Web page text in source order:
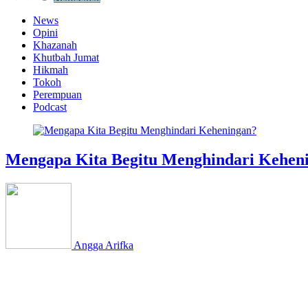
News
Opini
Khazanah
Khutbah Jumat
Hikmah
Tokoh
Perempuan
Podcast
Mengapa Kita Begitu Menghindari
Angga Arifka